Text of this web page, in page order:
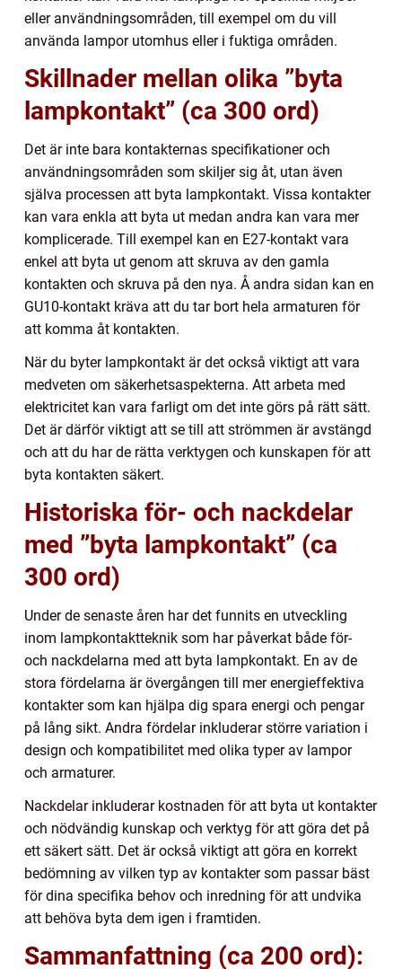
eller användningsområden, till exempel om du vill
använda lampor utomhus eller i fuktiga områden.
Skillnader mellan olika ”byta
lampkontakt” (ca 300 ord)
Det är inte bara kontakternas specifikationer och
användningsområden som skiljer sig åt, utan även
själva processen att byta lampkontakt. Vissa kontakter
kan vara enkla att byta ut medan andra kan vara mer
komplicerade. Till exempel kan en E27-kontakt vara
enkel att byta ut genom att skruva av den gamla
kontakten och skruva på den nya. Å andra sidan kan en
GU10-kontakt kräva att du tar bort hela armaturen för
att komma åt kontakten.
När du byter lampkontakt är det också viktigt att vara
medveten om säkerhetsaspekterna. Att arbeta med
elektricitet kan vara farligt om det inte görs på rätt sätt.
Det är därför viktigt att se till att strömmen är avstängd
och att du har de rätta verktygen och kunskapen för att
byta kontakten säkert.
Historiska för- och nackdelar
med ”byta lampkontakt” (ca
300 ord)
Under de senaste åren har det funnits en utveckling
inom lampkontaktteknik som har påverkat både för-
och nackdelarna med att byta lampkontakt. En av de
stora fördelarna är övergången till mer energieffektiva
kontakter som kan hjälpa dig spara energi och pengar
på lång sikt. Andra fördelar inkluderar större variation i
design och kompatibilitet med olika typer av lampor
och armaturer.
Nackdelar inkluderar kostnaden för att byta ut kontakter
och nödvändig kunskap och verktyg för att göra det på
ett säkert sätt. Det är också viktigt att göra en korrekt
bedömning av vilken typ av kontakter som passar bäst
för dina specifika behov och inredning för att undvika
att behöva byta dem igen i framtiden.
Sammanfattning (ca 200 ord):